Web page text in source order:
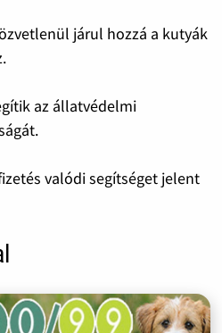
járul hozzá a kutyák
az állatvédelmi
valódi segítséget jelent